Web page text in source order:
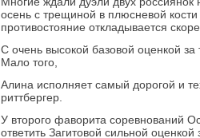
осень с трещиной в плюсневой
противостояние откладывается
С очень высокой базовой оценкой
Мало того,
Алина исполняет самый дорогой и
риттбергер.
У второго фаворита соревнований
ответить Загитовой сильной